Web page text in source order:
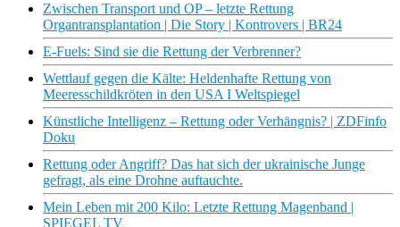
Zwischen Transport und OP – letzte Rettung
Organtransplantation | Die Story | Kontrovers | BR24
E-Fuels: Sind sie die Rettung der Verbrenner?
Wettlauf gegen die Kälte: Heldenhafte Rettung von
Meeresschildkröten in den USA I Weltspiegel
Künstliche Intelligenz – Rettung oder Verhängnis? | ZDFinfo
Doku
Rettung oder Angriff? Das hat sich der ukrainische Junge
gefragt, als eine Drohne auftauchte.
Mein Leben mit 200 Kilo: Letzte Rettung Magenband |
SPIEGEL TV